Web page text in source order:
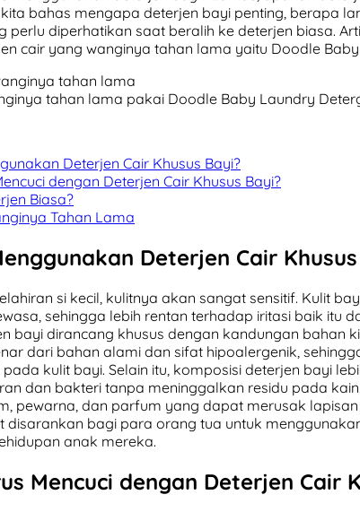
bahas mengapa deterjen bayi penting, berapa
perlu diperhatikan saat beralih ke deterjen biasa.
cair yang wanginya tahan lama yaitu Doodle
tahan lama pakai Doodle Baby Laundry
Deterjen Cair Khusus Bayi?
dengan Deterjen Cair Khusus Bayi?
Biasa?
Tahan Lama
Deterjen Cair
si kecil, kulitnya akan sangat sensitif. Kulit
sehingga lebih rentan terhadap iritasi baik itu
bayi dirancang khusus dengan kandungan bahan
dari bahan alami dan sifat hipoalergenik,
kulit bayi. Selain itu, komposisi deterjen bayi
dan bakteri tanpa meninggalkan residu pada
pewarna, dan parfum yang dapat merusak
disarankan bagi para orang tua untuk
anak mereka.
Mencuci dengan Deterjen Cair